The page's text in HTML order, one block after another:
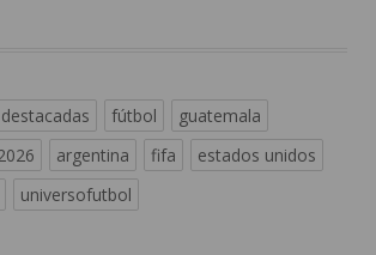
universofutbol